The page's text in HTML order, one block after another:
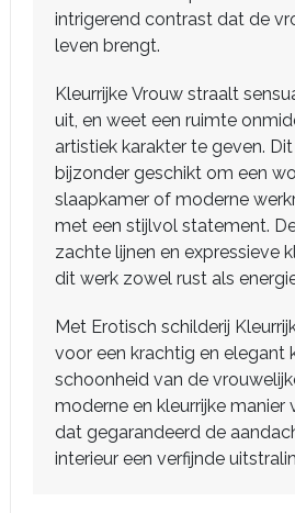
intrigerend contrast dat de
leven brengt.
Kleurrijke Vrouw straalt
uit, en weet een ruimte
artistiek karakter te geven.
bijzonder geschikt om een
slaapkamer of moderne
met een stijlvol statement.
zachte lijnen en expressieve
dit werk zowel rust als
Met Erotisch schilderij
voor een krachtig en elegant
schoonheid van de
moderne en kleurrijke manier
dat gegarandeerd de
interieur een verfijnde